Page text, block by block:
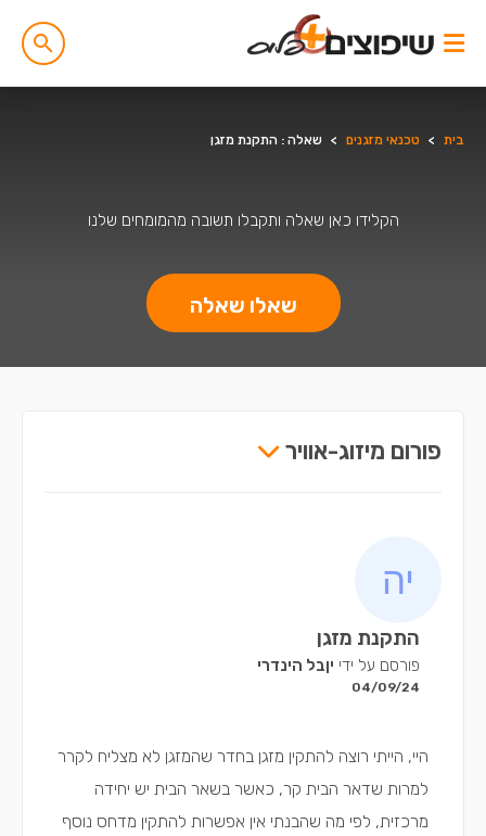
בית > טכנאי מזגנים > שאלה : התקנת מזגן
הקלידו כאן שאלה ותקבלו תשובה מהמומחים שלנו
שאלו שאלה
פורום מיזוג-אוויר
התקנת מזגן
פורסם על ידי יןבל הינדרי
04/09/24
היי, הייתי רוצה להתקין מזגן בחדר שהמזגן לא מצליח לקרר
למרות שדאר הבית קר, כאשר בשאר הבית יש יחידה
מרכזית, לפי מה שהבנתי אין אפשרות להתקין מדחס נוסף